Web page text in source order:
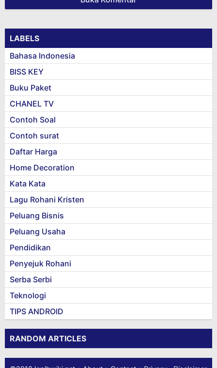
LABELS
Bahasa Indonesia
BISS KEY
Buku Paket
CHANEL TV
Contoh Soal
Contoh surat
Daftar Harga
Home Decoration
Kata Kata
Lagu Rohani Kristen
Peluang Bisnis
Peluang Usaha
Pendidikan
Penyejuk Rohani
Serba Serbi
Teknologi
TIPS ANDROID
RANDOM ARTICLES